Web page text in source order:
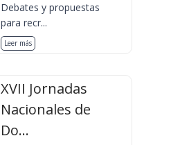
Debates y propuestas
para recr...
Leer más
XVII Jornadas
Nacionales de
Do...